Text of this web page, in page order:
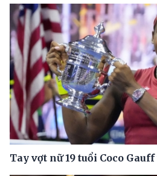
Tay vợt nữ 19 tuổi Coco